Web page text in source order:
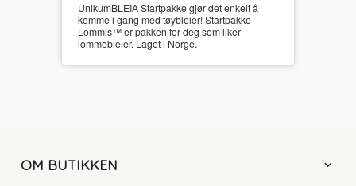
UnikumBLEIA Startpakke gjør det enkelt å
komme i gang med tøybleier! Startpakke
Lommis™ er pakken for deg som liker
lommebleier. Laget i Norge.
OM BUTIKKEN